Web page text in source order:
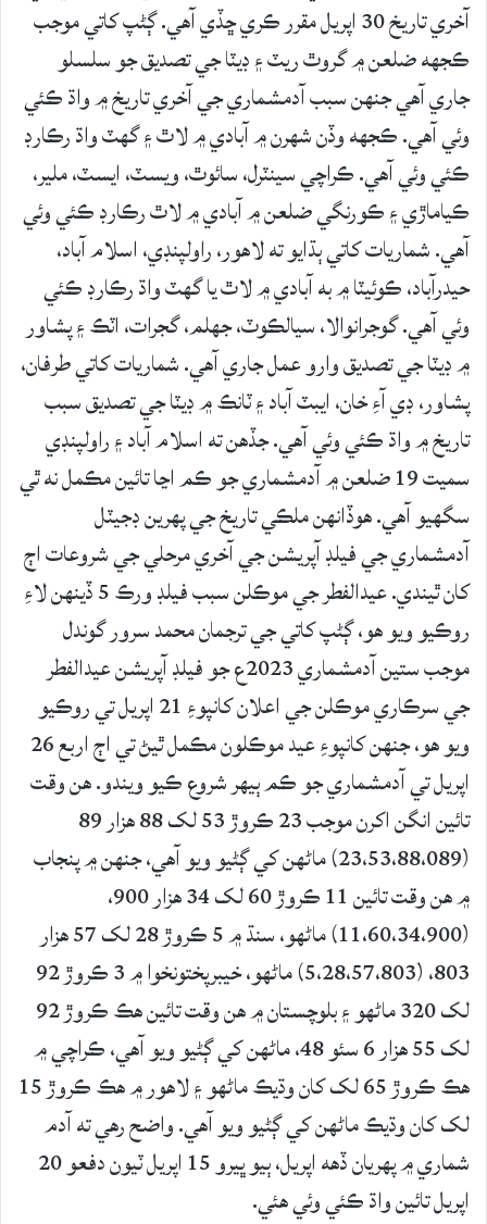
آخري تاريخ 30 اپريل مقرر ڪري ڇڏي آهي. ڳڻپ کاتي موجب
ڪجهه ضلعن ۾ گروٿ ريٽ ۽ ڊيٽا جي تصديق جو سلسلو
جاري آهي جنهن سبب آدمشماري جي آخري تاريخ ۾ واڌ ڪئي
وئي آهي. ڪجهه وڏن شهرن ۾ آبادي ۾ لاٿ ۽ گهٽ واڌ رڪارڊ
ڪئي وئي آهي. ڪراچي سينٽرل، سائوٿ، ويسٽ، ايسٽ، ملير،
ڪياماڙي ۽ ڪورنگي ضلعن ۾ آبادي ۾ لاٿ رڪارڊ ڪئي وئي
آهي. شماريات کاتي ٻڌايو ته لاهور، راولپنڊي، اسلام آباد،
حيدرآباد، ڪوئيٽا ۾ به آبادي ۾ لاٿ يا گهٽ واڌ رڪارڊ ڪئي
وئي آهي. گوجرانوالا، سيالڪوٽ، جهلم، گجرات، اٽڪ ۽ پشاور
۾ ڊيٽا جي تصديق وارو عمل جاري آهي. شماريات کاتي طرفان،
پشاور، ڊي آءِ خان، ايبٽ آباد ۽ ٽانڪ ۾ ڊيٽا جي تصديق سبب
تاريخ ۾ واڌ ڪئي وئي آهي. جڏهن ته اسلام آباد ۽ راولپنڊي
سميت 19 ضلعن ۾ آدمشماري جو ڪم اڃا تائين مڪمل نه ٿي
سگهيو آهي. هوڏانهن ملڪي تاريخ جي پهرين ڊجيٽل
آدمشماري جي فيلڊ آپريشن جي آخري مرحلي جي شروعات اڄ
کان ٿيندي. عيدالفطر جي موڪلن سبب فيلڊ ورڪ 5 ڏينهن لاءِ
روڪيو ويو هو، ڳڻپ کاتي جي ترجمان محمد سرور گوندل
موجب ستين آدمشماري 2023ع جو فيلڊ آپريشن عيدالفطر
جي سرڪاري موڪلن جي اعلان کانپوءِ 21 اپريل تي روڪيو
ويو هو، جنهن کانپوءِ عيد موڪلون مڪمل ٿيڻ تي اڄ اربع 26
اپريل تي آدمشماري جو ڪم ٻيهر شروع ڪيو ويندو. هن وقت
تائين انگن اکرن موجب 23 ڪروڙ 53 لک 88 هزار 89
(23،53،88،089) ماڻهن کي ڳڻيو ويو آهي، جنهن ۾ پنجاب
۾ هن وقت تائين 11 ڪروڙ 60 لک 34 هزار 900،
(11،60،34،900) ماڻهو، سنڌ ۾ 5 ڪروڙ 28 لک 57 هزار
803، (5،28،57،803) ماڻهو، خيبرپختونخوا ۾ 3 ڪروڙ 92
لک 320 ماڻهو ۽ بلوچستان ۾ هن وقت تائين هڪ ڪروڙ 92
لک 55 هزار 6 سئو 48، ماڻهن کي ڳڻيو ويو آهي، ڪراچي ۾
هڪ ڪروڙ 65 لک کان وڌيڪ ماڻهو ۽ لاهور ۾ هڪ ڪروڙ 15
لک کان وڌيڪ ماڻهن کي ڳڻيو ويو آهي. واضح رهي ته آدم
شماري ۾ پهريان ڏهه اپريل، ٻيو ڀيرو 15 اپريل ٽيون دفعو 20
اپريل تائين واڌ ڪئي وئي هئي.